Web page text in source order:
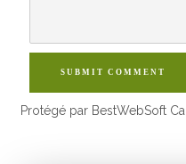
SUBMIT COMMENT
Protégé par BestWebSoft